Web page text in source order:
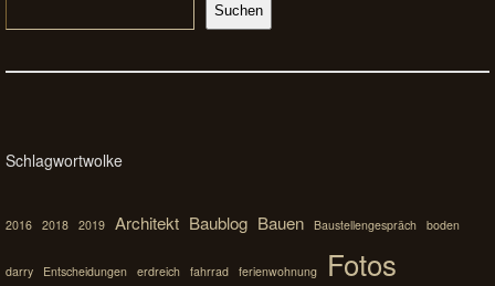
Suchen
Schlagwortwolke
2016 2018 2019 Architekt Baublog Bauen Baustellengespräch boden
darry Entscheidungen erdreich fahrrad ferienwohnung
Fotos